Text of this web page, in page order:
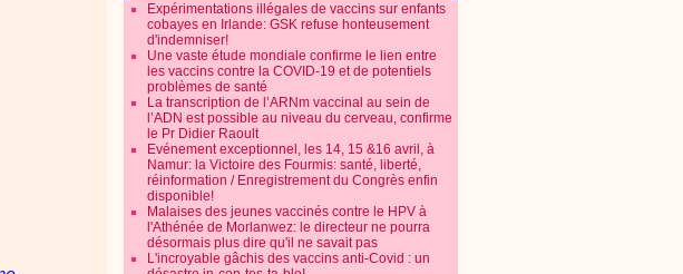
Expérimentations illégales de vaccins sur enfants
cobayes en Irlande: GSK refuse honteusement
d'indemniser!
Une vaste étude mondiale confirme le lien entre
les vaccins contre la COVID-19 et de potentiels
problèmes de santé
La transcription de l’ARNm vaccinal au sein de
l’ADN est possible au niveau du cerveau, confirme
le Pr Didier Raoult
Evénement exceptionnel, les 14, 15 &16 avril, à
Namur: la Victoire des Fourmis: santé, liberté,
réinformation / Enregistrement du Congrès enfin
disponible!
Malaises des jeunes vaccinés contre le HPV à
l'Athénée de Morlanwez: le directeur ne pourra
désormais plus dire qu'il ne savait pas
L'incroyable gâchis des vaccins anti-Covid : un